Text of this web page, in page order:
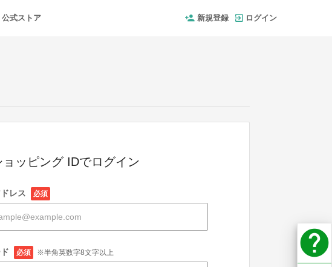
公式ストア 新規登録 ログイン
ョッピング IDでログイン
レス 必須
必須 ※半角英数字8文字以上 help